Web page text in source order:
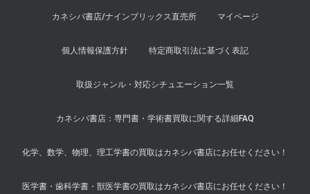
カネシバ書店/ナインブリックス直売所 マイページ
個人情報保護方針 特定商取引法に基づく表記
取扱ジャンル・対応シチュエーション一覧
カネシバ書店：専門書・学術書買取に関する詳細FAQ
化学、数学、物理、理工学書の買取はカネシバ書店にお任せください！
医学書・歯科学書・獣医学書の買取はカネシバ書店にお任せください！